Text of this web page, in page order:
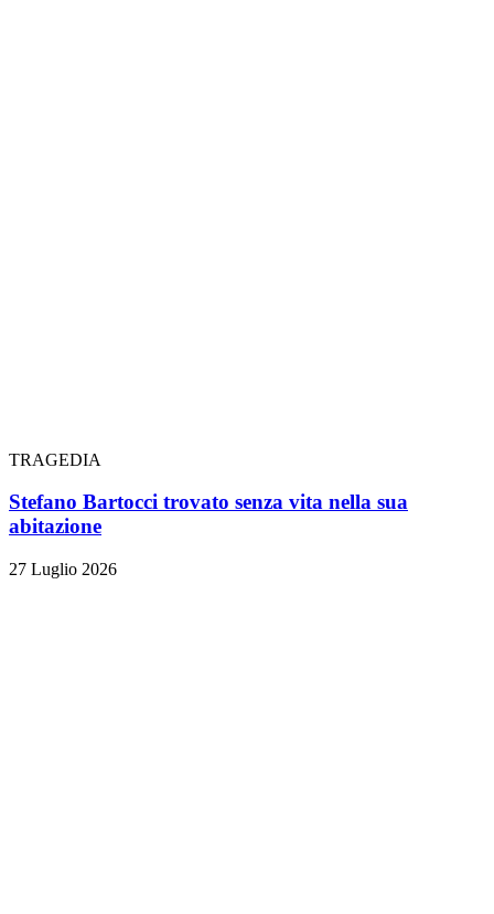
TRAGEDIA
Stefano Bartocci trovato senza vita nella sua
abitazione
27 Luglio 2026